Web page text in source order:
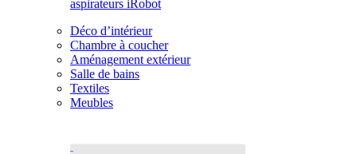
aspirateurs iRobot
Déco d’intérieur
Chambre à coucher
Aménagement extérieur
Salle de bains
Textiles
Meubles